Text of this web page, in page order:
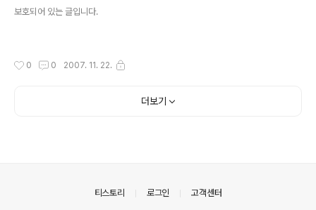
보호되어 있는 글입니다.
0 0 2007. 11. 22.
더보기
티스토리 로그인 고객센터